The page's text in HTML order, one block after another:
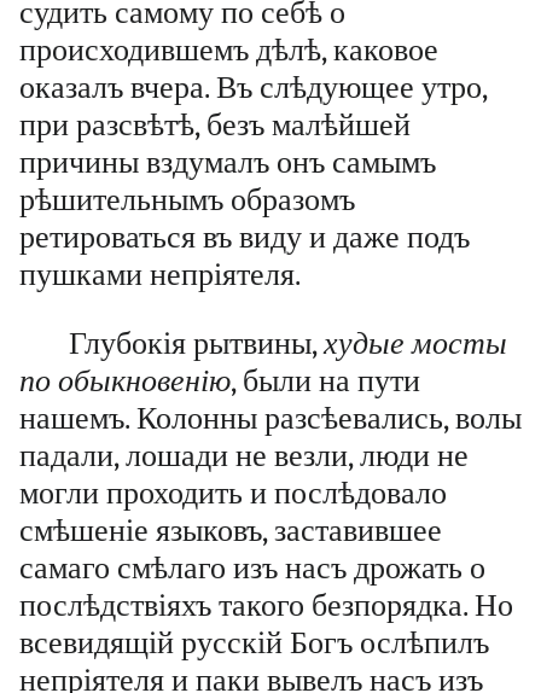
судить самому по себѣ о
происходившемъ дѣлѣ, каковое
оказалъ вчера. Въ слѣдующее утро,
при разсвѣтѣ, безъ малѣйшей
причины вздумалъ онъ самымъ
рѣшительнымъ образомъ
ретироваться въ виду и даже подъ
пушками непріятеля.
Глубокія рытвины,худые мосты
по обыкновенію, были на пути
нашемъ. Колонны разсѣевались, волы
падали, лошади не везли, люди не
могли проходить и послѣдовало
смѣшеніе языковъ, заставившее
самаго смѣлаго изъ насъ дрожать о
послѣдствіяхъ такого безпорядка. Но
всевидящій русскій Богъ ослѣпилъ
непріятеля и паки вывелъ насъ изъ